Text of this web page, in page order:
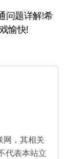
题详解!希
愉快!
网，其相关
代表本站立